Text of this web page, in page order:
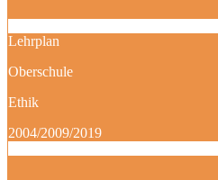
Lehrplan
Oberschule
Ethik
2004/2009/2019